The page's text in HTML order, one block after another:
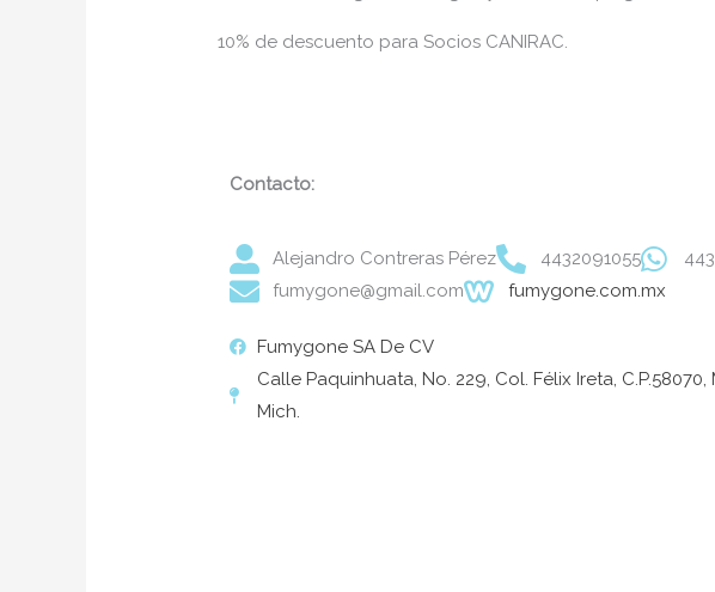
10% de descuento para Socios CANIRAC.
Contacto:
Alejandro Contreras Pérez 4432091055
fumygone@gmail.com
fumygone.com.mx
Fumygone SA De CV
Calle Paquinhuata, No. 229, Col. Félix Ireta, C.P.58070,
Mich.